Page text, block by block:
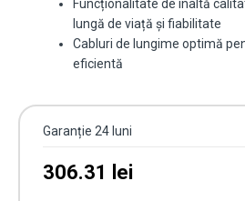
Funcționalitate de înaltă
lungă de viață și fiabilitate
Cabluri de lungime optimă
eficientă
Garanție 24 luni
306.31 lei